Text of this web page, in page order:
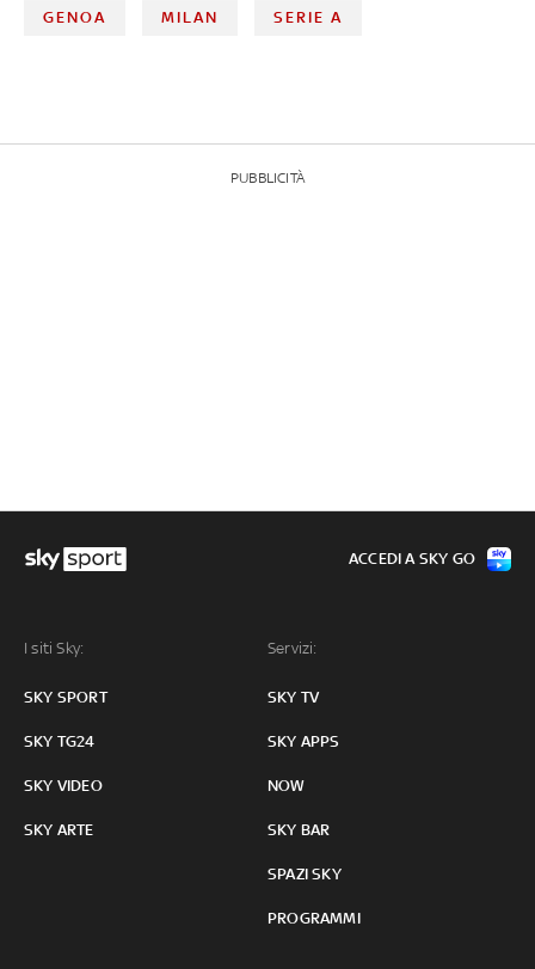
GENOA MILAN SERIE A
PUBBLICITÀ
I siti Sky:
SKY SPORT
SKY TG24
SKY VIDEO
SKY ARTE
Servizi:
SKY TV
SKY APPS
NOW
SKY BAR
SPAZI SKY
PROGRAMMI
ACCEDI A SKY GO